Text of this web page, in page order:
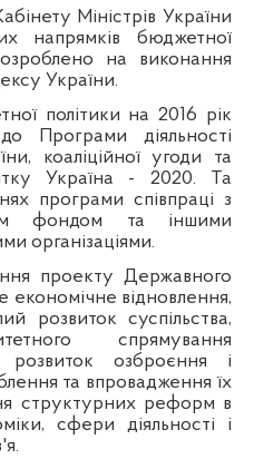
Міністрів України
напрямків бюджетної
на виконання
України.
політики на 2016 рік
Програми діяльності
коаліційної угоди та
Україна - 2020. Та
програми співпраці з
фондом та іншими
організаціями.
проекту Державного
економічне відновлення,
розвиток суспільства,
спрямування
озброєння і
та впровадження їх
структурних реформ в
сфери діяльності і